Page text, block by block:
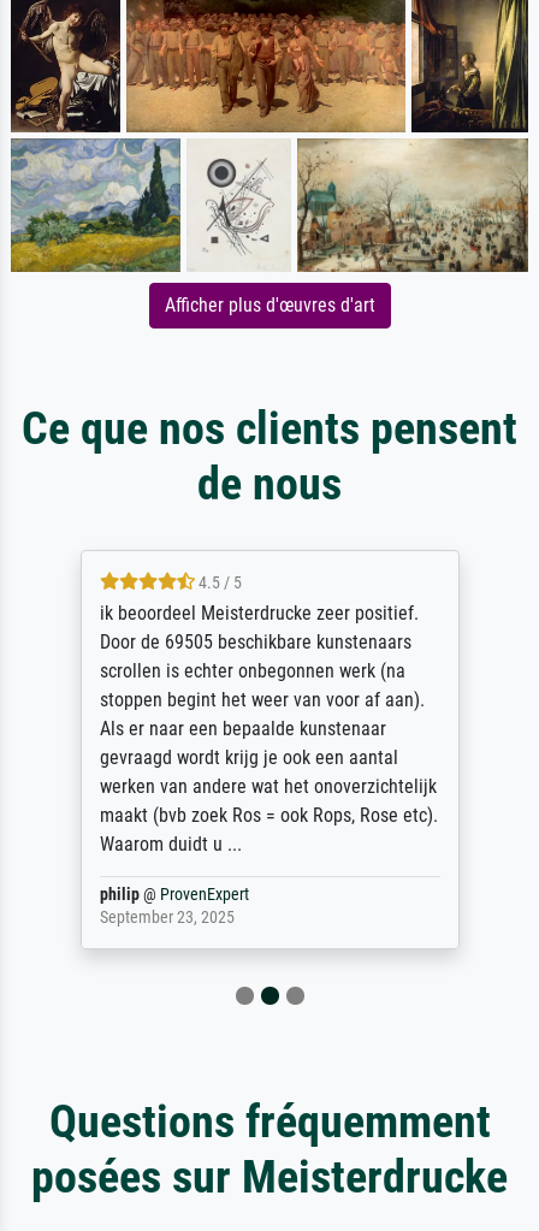
Afficher plus d'œuvres d'art
Ce que nos clients pensent
de nous
4.5 / 5
ik beoordeel Meisterdrucke zeer positief.
Door de 69505 beschikbare kunstenaars
scrollen is echter onbegonnen werk (na
stoppen begint het weer van voor af aan).
Als er naar een bepaalde kunstenaar
gevraagd wordt krijg je ook een aantal
werken van andere wat het onoverzichtelijk
maakt (bvb zoek Ros = ook Rops, Rose etc).
Waarom duidt u ...
philip@ ProvenExpert
September 23, 2025
Questions fréquemment
posées sur Meisterdrucke